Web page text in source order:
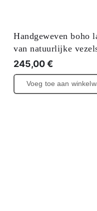
Handgeweven boho
van natuurlijke
245,00€
Voeg toe aan